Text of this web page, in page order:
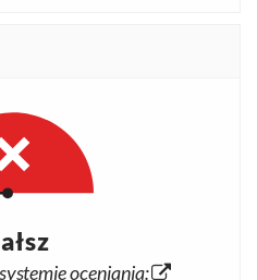
oceniania: